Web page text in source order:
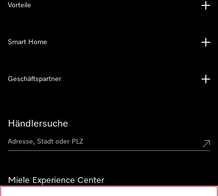
Händlersuche
Miele Experience Center
Vorteile
Smart Home
Geschäftspartner